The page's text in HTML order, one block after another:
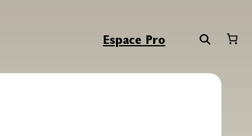
Espace Pro